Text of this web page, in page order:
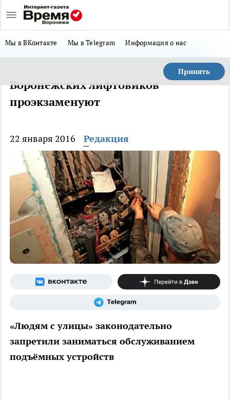
Мы в ВКонтакте Мы в Telegram Информация о нас
Принять
Воронежских лифтовиков
проэкзаменуют
22 января 2016 Редакция
«Людям с улицы» законодательно
запретили заниматься обслуживанием
подъёмных устройств